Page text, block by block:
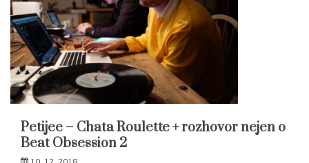
Petijee – Chata Roulette + rozhovor nejen o
Beat Obsession 2